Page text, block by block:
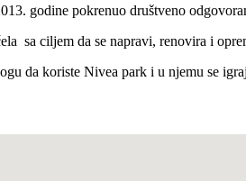
godine pokrenuo društveno
sa ciljem da se napravi, renovira i
da koriste Nivea park i u njemu se